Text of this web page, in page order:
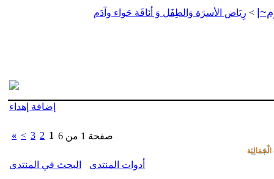
> رِيَاض الأسرَة وَالطِفَل وَ أنَاقَة حَواء وآدَم
إضافة إهداء
صفحة 1 من 6 1
2
3
>
»
أدوات المنتدى
البحث في المنتدى